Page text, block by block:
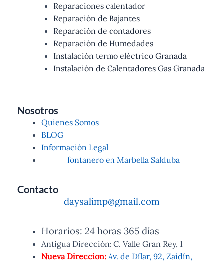
Reparaciones calentador
Reparación de Bajantes
Reparación de contadores
Reparación de Humedades
Instalación termo eléctrico Granada
Instalación de Calentadores Gas Granada
Nosotros
Quienes Somos
BLOG
Información Legal
fontanero en Marbella Salduba
Contacto
daysalimp@gmail.com
Horarios: 24 horas 365 días
Antigua Dirección: C. Valle Gran Rey, 1
Nueva Direccion: Av. de Dílar, 92, Zaidín,